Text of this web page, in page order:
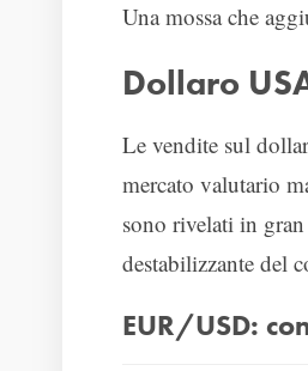
Una mossa che
Dollaro
Le vendite sul
mercato valutario
sono rivelati in
destabilizzante del
EUR/USD: